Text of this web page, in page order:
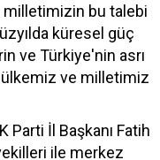
milletimizin bu talebi
küresel güç
ve Türkiye'nin asrı
ve milletimiz
Parti İl Başkanı Fatih
ile merkez